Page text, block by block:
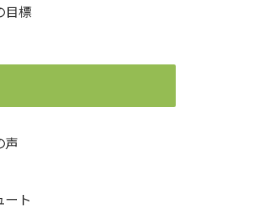
目標
声
ート